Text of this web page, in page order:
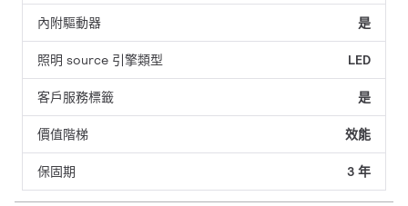
內附驅動器 是
照明 source 引擎類型 LED
客戶服務標籤 是
價值階梯 效能
保固期 3 年